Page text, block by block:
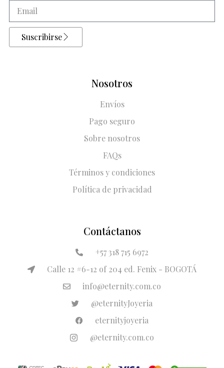
Suscribirse
Nosotros
Envíos
Pago seguro
Sobre nosotros
FAQs
Términos y condiciones
Política de privacidad
Contáctanos
+57 318 715 6972
Calle 12 #6-12 of 204 ed. Fenix - BOGOTÁ
info@eternity.com.co
@eternityJoyeria
eternityjoyeria
@eternity.com.co